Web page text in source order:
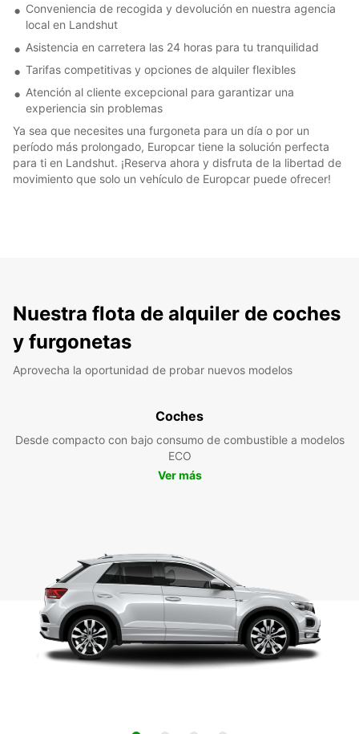
Conveniencia de recogida y devolución en nuestra agencia
local en Landshut
Asistencia en carretera las 24 horas para tu tranquilidad
Tarifas competitivas y opciones de alquiler flexibles
Atención al cliente excepcional para garantizar una
experiencia sin problemas
Ya sea que necesites una furgoneta para un día o por un
período más prolongado, Europcar tiene la solución perfecta
para ti en Landshut. ¡Reserva ahora y disfruta de la libertad de
movimiento que solo un vehículo de Europcar puede ofrecer!
Nuestra flota de alquiler de coches
y furgonetas
Aprovecha la oportunidad de probar nuevos modelos
Coches
Desde compacto con bajo consumo de combustible a modelos
ECO
Ver más